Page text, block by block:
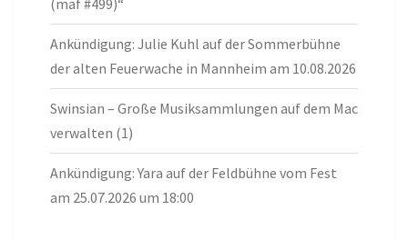
(maf #499)“
Ankündigung: Julie Kuhl auf der Sommerbühne
der alten Feuerwache in Mannheim am 10.08.2026
Swinsian – Große Musiksammlungen auf dem Mac
verwalten (1)
Ankündigung: Yara auf der Feldbühne vom Fest
am 25.07.2026 um 18:00